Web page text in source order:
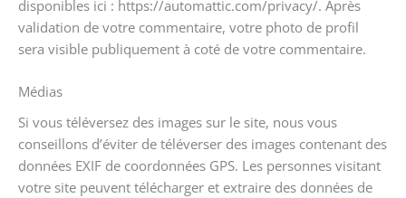
disponibles ici : https://automattic.com/privacy/. Après
validation de votre commentaire, votre photo de profil
sera visible publiquement à coté de votre commentaire.
Médias
Si vous téléversez des images sur le site, nous vous
conseillons d’éviter de téléverser des images contenant des
données EXIF de coordonnées GPS. Les personnes visitant
votre site peuvent télécharger et extraire des données de